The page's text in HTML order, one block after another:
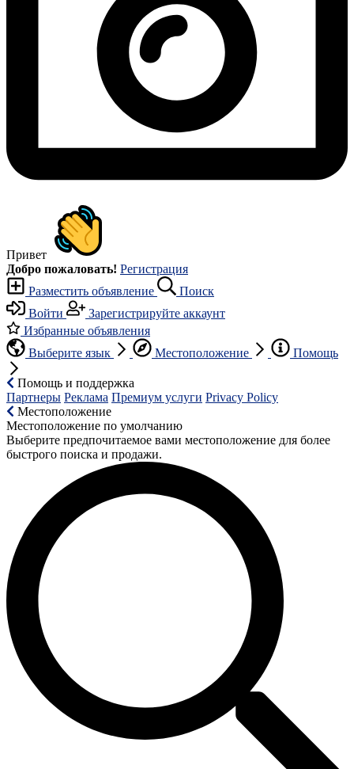
Привет
Добро пожаловать! Регистрация
Разместить объявление
Поиск
Войти
Зарегистрируйте аккаунт
Избранные объявления
Выберите язык
Местоположение Помощь
Помощь и поддержка
Партнеры Реклама Премиум услуги Privacy Policy
Местоположение
Местоположение по умолчанию
Выберите предпочитаемое вами местоположение для более
быстрого поиска и продажи.